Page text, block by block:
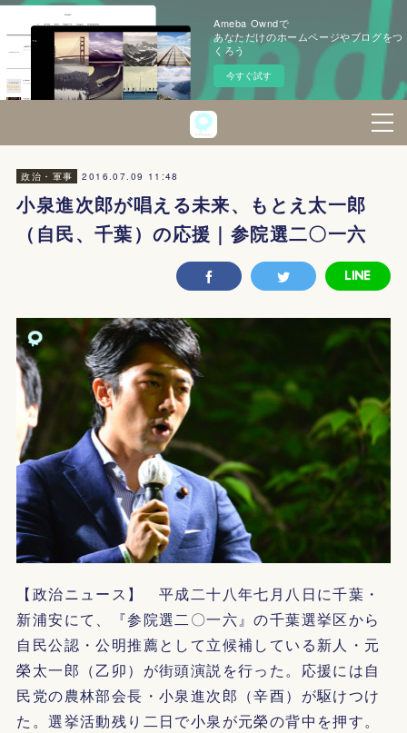
Ameba Owndで
あなただけのホームページやブログをつ
くろう
今すぐ試す
政治・軍事 2016.07.09 11:48
小泉進次郎が唱える未来、もとえ太一郎
（自民、千葉）の応援｜参院選二〇一六
【政治ニュース】 平成二十八年七月八日に千葉・
新浦安にて、『参院選二〇一六』の千葉選挙区から
自民公認・公明推薦として立候補している新人・元
榮太一郎（乙卯）が街頭演説を行った。応援には自
民党の農林部会長・小泉進次郎（辛酉）が駆けつけ
た。選挙活動残り二日で小泉が元榮の背中を押す。